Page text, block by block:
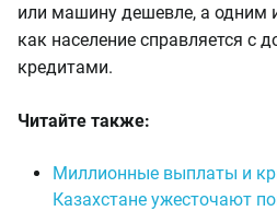
или машину дешевле, а одним
как население справляется с
кредитами.
Читайте также:
Миллионные выплаты и
Казахстане ужесточают